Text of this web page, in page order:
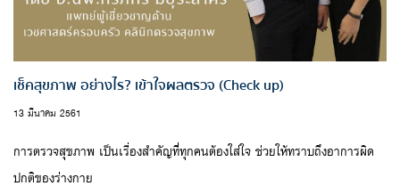
เช็คสุขภาพ อย่างไร? เข้าใจผลตรวจ (Check up)
13 มีนาคม 2561
การตรวจสุขภาพ เป็นเรื่องสำคัญที่ทุกคนต้องใส่ใจ ช่วยให้ทราบถึงอาการผิด
ปกติของร่างกาย